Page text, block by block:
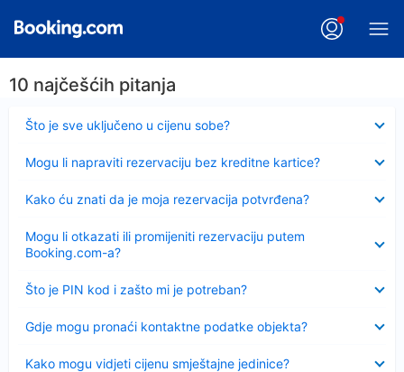
10 najčešćih pitanja
Što je sve uključeno u cijenu sobe?
Sažeto
Mogu li napraviti rezervaciju bez kreditne kartice?
Kako ću znati da je moja rezervacija potvrđena?
Mogu li otkazati ili promijeniti rezervaciju putem
Booking.com-a?
Što je PIN kod i zašto mi je potreban?
Sažeto
Gdje mogu pronaći kontaktne podatke objekta?
Kako mogu vidjeti cijenu smještajne jedinice?